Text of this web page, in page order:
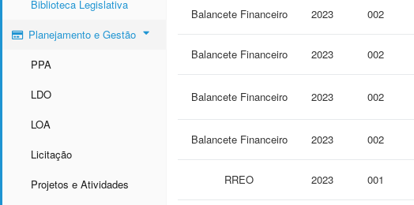
Biblioteca Legislativa
Planejamento e Gestão
PPA
LDO
LOA
Licitação
Projetos e Atividades
Balancete Financeiro 2023 002
Balancete Financeiro 2023 002
Balancete Financeiro 2023 002
Balancete Financeiro 2023 002
RREO 2023 001